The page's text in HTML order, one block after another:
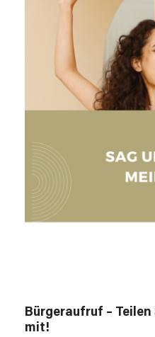
Bürgeraufruf –
mit!